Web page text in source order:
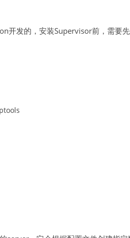
开发的，安装Supervisor前，需要